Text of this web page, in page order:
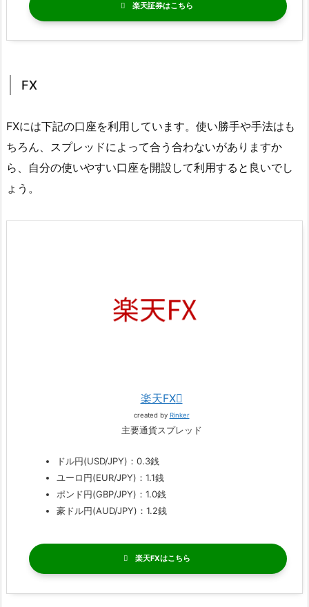
楽天証券
FX
FXには下記の口座を利用しています。使い勝手や手法はも
ちろん、スプレッドによって合う合わないがありますか
ら、自分の使いやすい口座を開設して利用すると良いでし
ょう。
楽天FX
created by Rinker
主要通貨スプレッド
ドル円(USD/JPY)：0.3銭
ユーロ円(EUR/JPY)：1.1銭
ポンド円(GBP/JPY)：1.0銭
豪ドル円(AUD/JPY)：1.2銭
楽天FX